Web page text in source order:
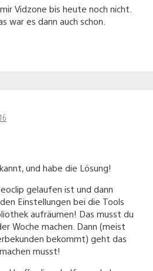
Vidzone bis heute noch nicht.
war es dann auch schon.
und habe die Lösung!
gelaufen ist und dann
Einstellungen bei die Tools
aufräumen! Das musst du
Woche machen. Dann (meist
bekommt) geht das
musst!